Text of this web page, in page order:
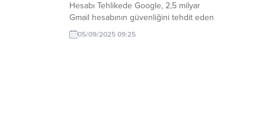
Hesabı Tehlikede Google, 2,5 milyar
Gmail hesabının güvenliğini tehdit eden
büyük bir siber saldırı uyarısı yayınladı.
Dünyanın en yaygın kullanılan e-posta
05/09/2025 09:25